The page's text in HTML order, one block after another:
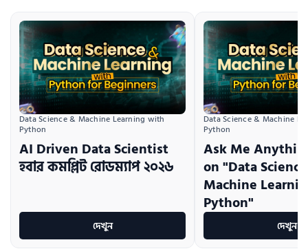
Data Science & Machine Learning with
Python
AI Driven Data Scientist
হবার কমপ্লিট রোডম্যাপ ২০২৬
দেখুন
Data Science & Machine
Python
Ask Me
on "Data
Machine
Python"
দেখুন